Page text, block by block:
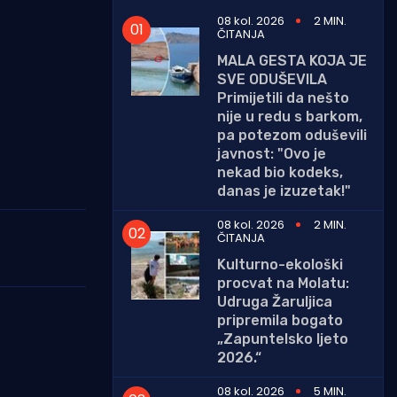
08 kol. 2026 2 MIN.
ČITANJA
MALA GESTA KOJA JE
SVE ODUŠEVILA
Primijetili da nešto
nije u redu s barkom,
pa potezom oduševili
javnost: "Ovo je
nekad bio kodeks,
danas je izuzetak!"
08 kol. 2026
2 MIN.
ČITANJA
Kulturno-ekološki
procvat na Molatu:
Udruga Žaruljica
pripremila bogato
„Zapuntelsko ljeto
2026.“
08 kol. 2026
5 MIN.